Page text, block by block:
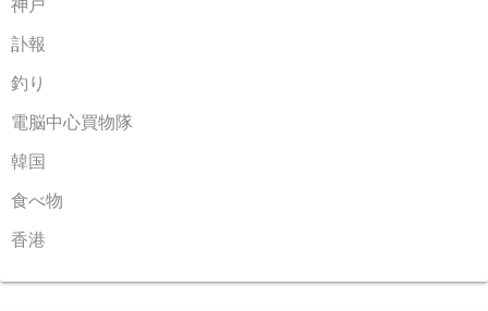
神戸
訃報
釣り
電脳中心買物隊
韓国
食べ物
香港